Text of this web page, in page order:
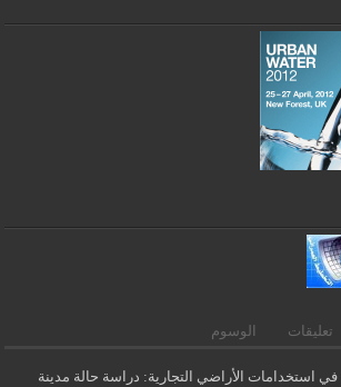
تعليقات الوسوم
في استخدامات الأراضي التجارية: دراسة حالة مدينة